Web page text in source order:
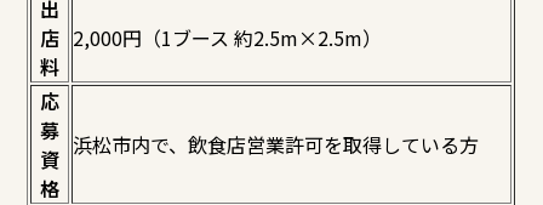
出
店
料
2,000円（1ブース 約2.5m×2.5m）
応
募
資
格
浜松市内で、飲食店営業許可を取得している方